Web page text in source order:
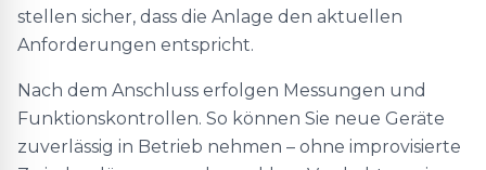
stellen sicher, dass die Anlage den aktuellen
Anforderungen entspricht.
Nach dem Anschluss erfolgen Messungen und
Funktionskontrollen. So können Sie neue Geräte
zuverlässig in Betrieb nehmen – ohne improvisierte